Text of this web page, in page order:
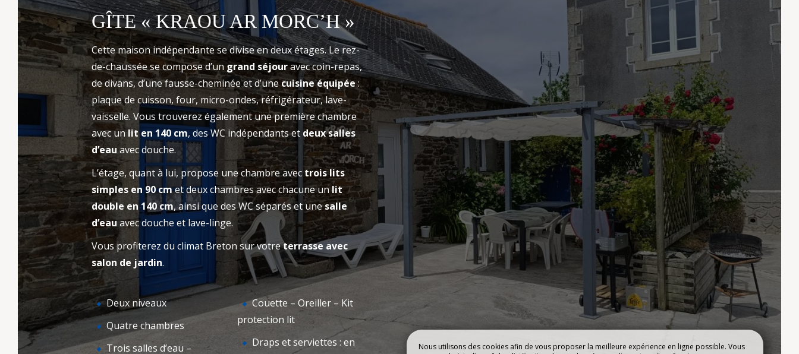
BIENVENUE NOTRE CAMPING NOS HÉBERGEMENTS
NOTRE ESPACE
AQUATIQUE
Séjour
Prêt à vivre des vacances inoubliables ?
Réservez dès maintenant votre mobil-home,
gîte ou emplacement au Camping Kervella.
Contactez-nous pour plus d’informations ou
pour organiser votre séjour en Bretagne.
RÉSERVER
GÎTE « KRAOU AR MORC’H »
Cette maison indépendante se divise en deux étages. Le rez-
de-chaussée se compose d’un grand séjouravec coin-repas,
de divans, d’une fausse-cheminée et d’unecuisine équipée:
plaque de cuisson, four, micro-ondes, réfrigérateur, lave-
vaisselle. Vous trouverez également une première chambre
avec unlit en 140 cm, des WC indépendants et deux salles
d’eau avec douche.
L’étage, quant à lui, propose une chambre avec trois lits
simples en 90 cmet deux chambres avec chacune unlit
double en 140 cm, ainsi que des WC séparés et unesalle
d’eauavec douche et lave-linge.
Vous profiterez du climat Breton sur votreterrasse avec
salon de jardin.
Deux niveaux
Quatre chambres
Trois salles d’eau –
Couette – Oreiller – Kit
protection lit
Draps et serviettes : en
Nous utilisons des cookies afin de vous proposer la meilleure expérience en ligne possible. Vous